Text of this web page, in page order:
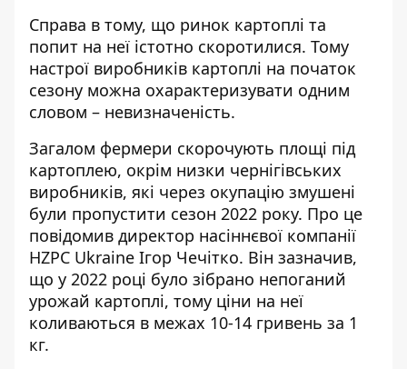
Справа в тому, що ринок картоплі та
попит на неї істотно скоротилися. Тому
настрої виробників картоплі на початок
сезону можна охарактеризувати одним
словом – невизначеність.
Загалом фермери скорочують площі під
картоплею, окрім низки чернігівських
виробників, які через окупацію змушені
були пропустити сезон 2022 року. Про це
повідомив директор насіннєвої компанії
HZPC Ukraine Ігор Чечітко. Він зазначив,
що у 2022 році було зібрано непоганий
урожай картоплі, тому ціни на неї
коливаються в межах 10-14 гривень за 1
кг.